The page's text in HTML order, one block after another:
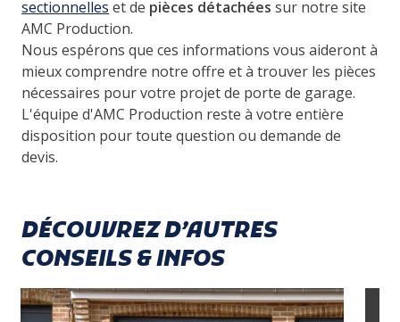
sectionnelles et de pièces détachées sur notre site
AMC Production.
Nous espérons que ces informations vous aideront à
mieux comprendre notre offre et à trouver les pièces
nécessaires pour votre projet de porte de garage.
L'équipe d'AMC Production reste à votre entière
disposition pour toute question ou demande de
devis.
DÉCOUVREZ D’AUTRES
CONSEILS & INFOS